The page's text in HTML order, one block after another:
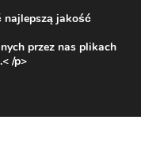
zł
003 167
najlepszą jakość
przez nas plikach
.< /p>